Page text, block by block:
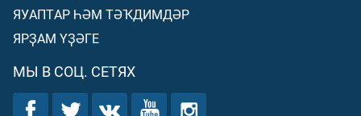
ЯУАПТАР ҺӘМ ТӘҠДИМДӘР
ЯРҘАМ ҮҘӘГЕ
МЫ В СОЦ. СЕТЯХ